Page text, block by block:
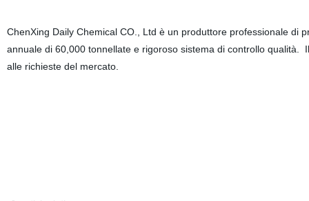
ChenXing Daily Chemical CO., Ltd è un produttore professionale di
annuale di 60,000 tonnellate e rigoroso sistema di controllo qualità.
alle richieste del mercato.